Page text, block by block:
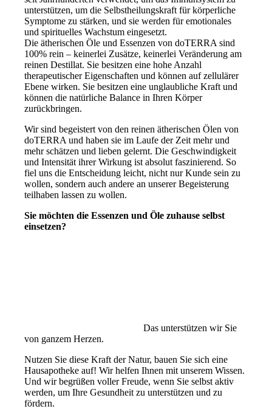
unterstützen, um die Selbstheilungskraft für körperliche
Symptome zu stärken, und sie werden für emotionales
und spirituelles Wachstum eingesetzt.
Die ätherischen Öle und Essenzen von doTERRA sind
100% rein – keinerlei Zusätze, keinerlei Veränderung am
reinen Destillat. Sie besitzen eine hohe Anzahl
therapeutischer Eigenschaften und können auf zellulärer
Ebene wirken. Sie besitzen eine unglaubliche Kraft und
können die natürliche Balance in Ihren Körper
zurückbringen.
Wir sind begeistert von den reinen ätherischen Ölen von
doTERRA und haben sie im Laufe der Zeit mehr und
mehr schätzen und lieben gelernt. Die Geschwindigkeit
und Intensität ihrer Wirkung ist absolut faszinierend. So
fiel uns die Entscheidung leicht, nicht nur Kunde sein zu
wollen, sondern auch andere an unserer Begeisterung
teilhaben lassen zu wollen.
Sie möchten die Essenzen und Öle zuhause selbst
einsetzen?
Das unterstützen wir Sie
von ganzem Herzen.
Nutzen Sie diese Kraft der Natur, bauen Sie sich eine
Hausapotheke auf! Wir helfen Ihnen mit unserem Wissen.
Und wir begrüßen voller Freude, wenn Sie selbst aktiv
werden, um Ihre Gesundheit zu unterstützen und zu
fördern.